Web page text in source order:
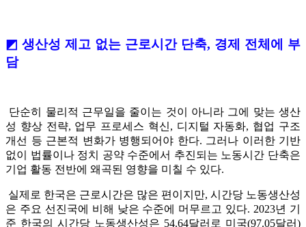
◩ 생산성 제고 없는 근로시간 단축, 경제 전체에 부
담
단순히 물리적 근무일을 줄이는 것이 아니라 그에 맞는 생산
성 향상 전략, 업무 프로세스 혁신, 디지털 자동화, 협업 구조
개선 등 근본적 변화가 병행되어야 한다. 그러나 이러한 기반
없이 법률이나 정치 공약 수준에서 추진되는 노동시간 단축은
기업 활동 전반에 왜곡된 영향을 미칠 수 있다.
실제로 한국은 근로시간은 많은 편이지만, 시간당 노동생산성
은 주요 선진국에 비해 낮은 수준에 머무르고 있다. 2023년 기
준 한국의 시간당 노동생산성은 54.64달러로 미국(97.05달러)